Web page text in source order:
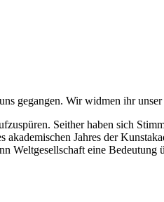
gegangen. Wir widmen ihr
Seither haben sich
Jahres der
Weltgesellschaft eine Bedeutung